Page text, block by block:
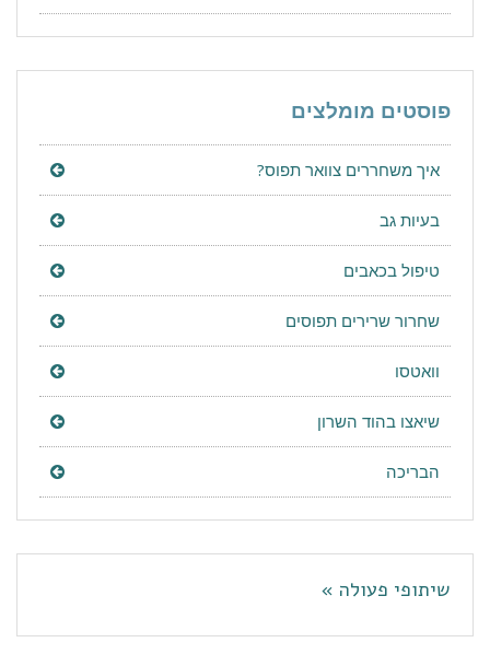
פוסטים מומלצים
איך משחררים צוואר תפוס?
בעיות גב
טיפול בכאבים
שחרור שרירים תפוסים
וואטסו
שיאצו בהוד השרון
הבריכה
שיתופי פעולה »